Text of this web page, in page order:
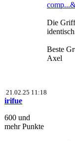
Die
Beste
Axel
21.02.25 11:18
irifue
600 und
mehr Punkte